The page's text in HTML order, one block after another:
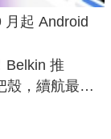
月起 Android
Belkin 推
殼，續航最高